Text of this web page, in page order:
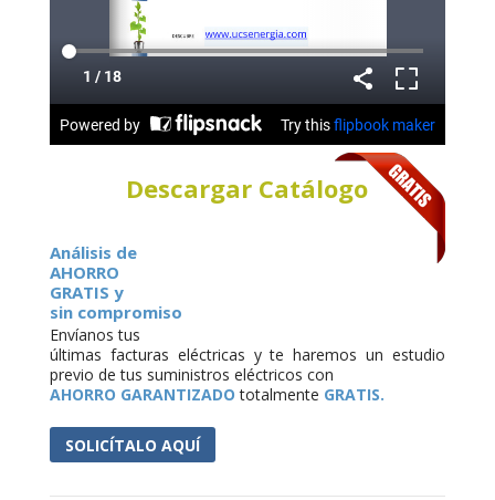
Descargar Catálogo
Análisis de
AHORRO
GRATIS y
sin compromiso
Envíanos tus
últimas facturas eléctricas y te haremos un estudio
previo de tus suministros eléctricos con
AHORRO GARANTIZADO totalmente GRATIS.
SOLICÍTALO AQUÍ